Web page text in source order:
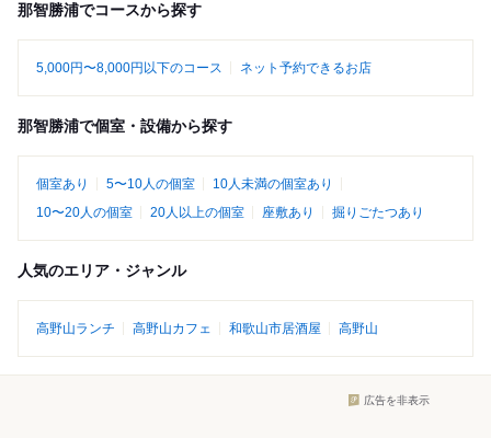
那智勝浦でコースから探す
5,000円〜8,000円以下のコース ネット予約できるお店
那智勝浦で個室・設備から探す
個室あり 5〜10人の個室
10人未満の個室あり
10〜20人の個室
20人以上の個室 座敷あり 掘りごたつあり
人気のエリア・ジャンル
高野山ランチ 高野山カフェ 和歌山市居酒屋 高野山
広告を非表示